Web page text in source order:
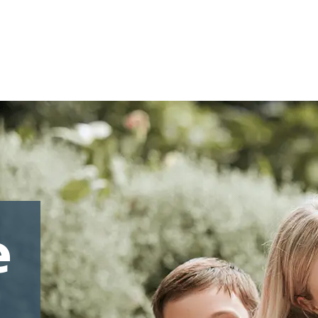
des jeunes